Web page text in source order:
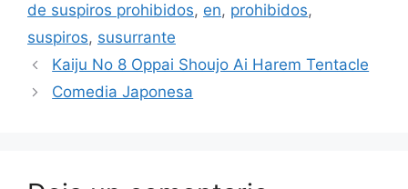
de suspiros prohibidos, en, prohibidos,
suspiros, susurrante
Kaiju No 8 Oppai Shoujo Ai Harem Tentacle
Comedia Japonesa